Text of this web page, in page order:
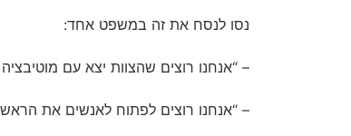
נסו לנסח את זה במשפט אחד:
– “אנחנו רוצים שהצוות יצא עם
– “אנחנו רוצים לפתוח לאנשים את